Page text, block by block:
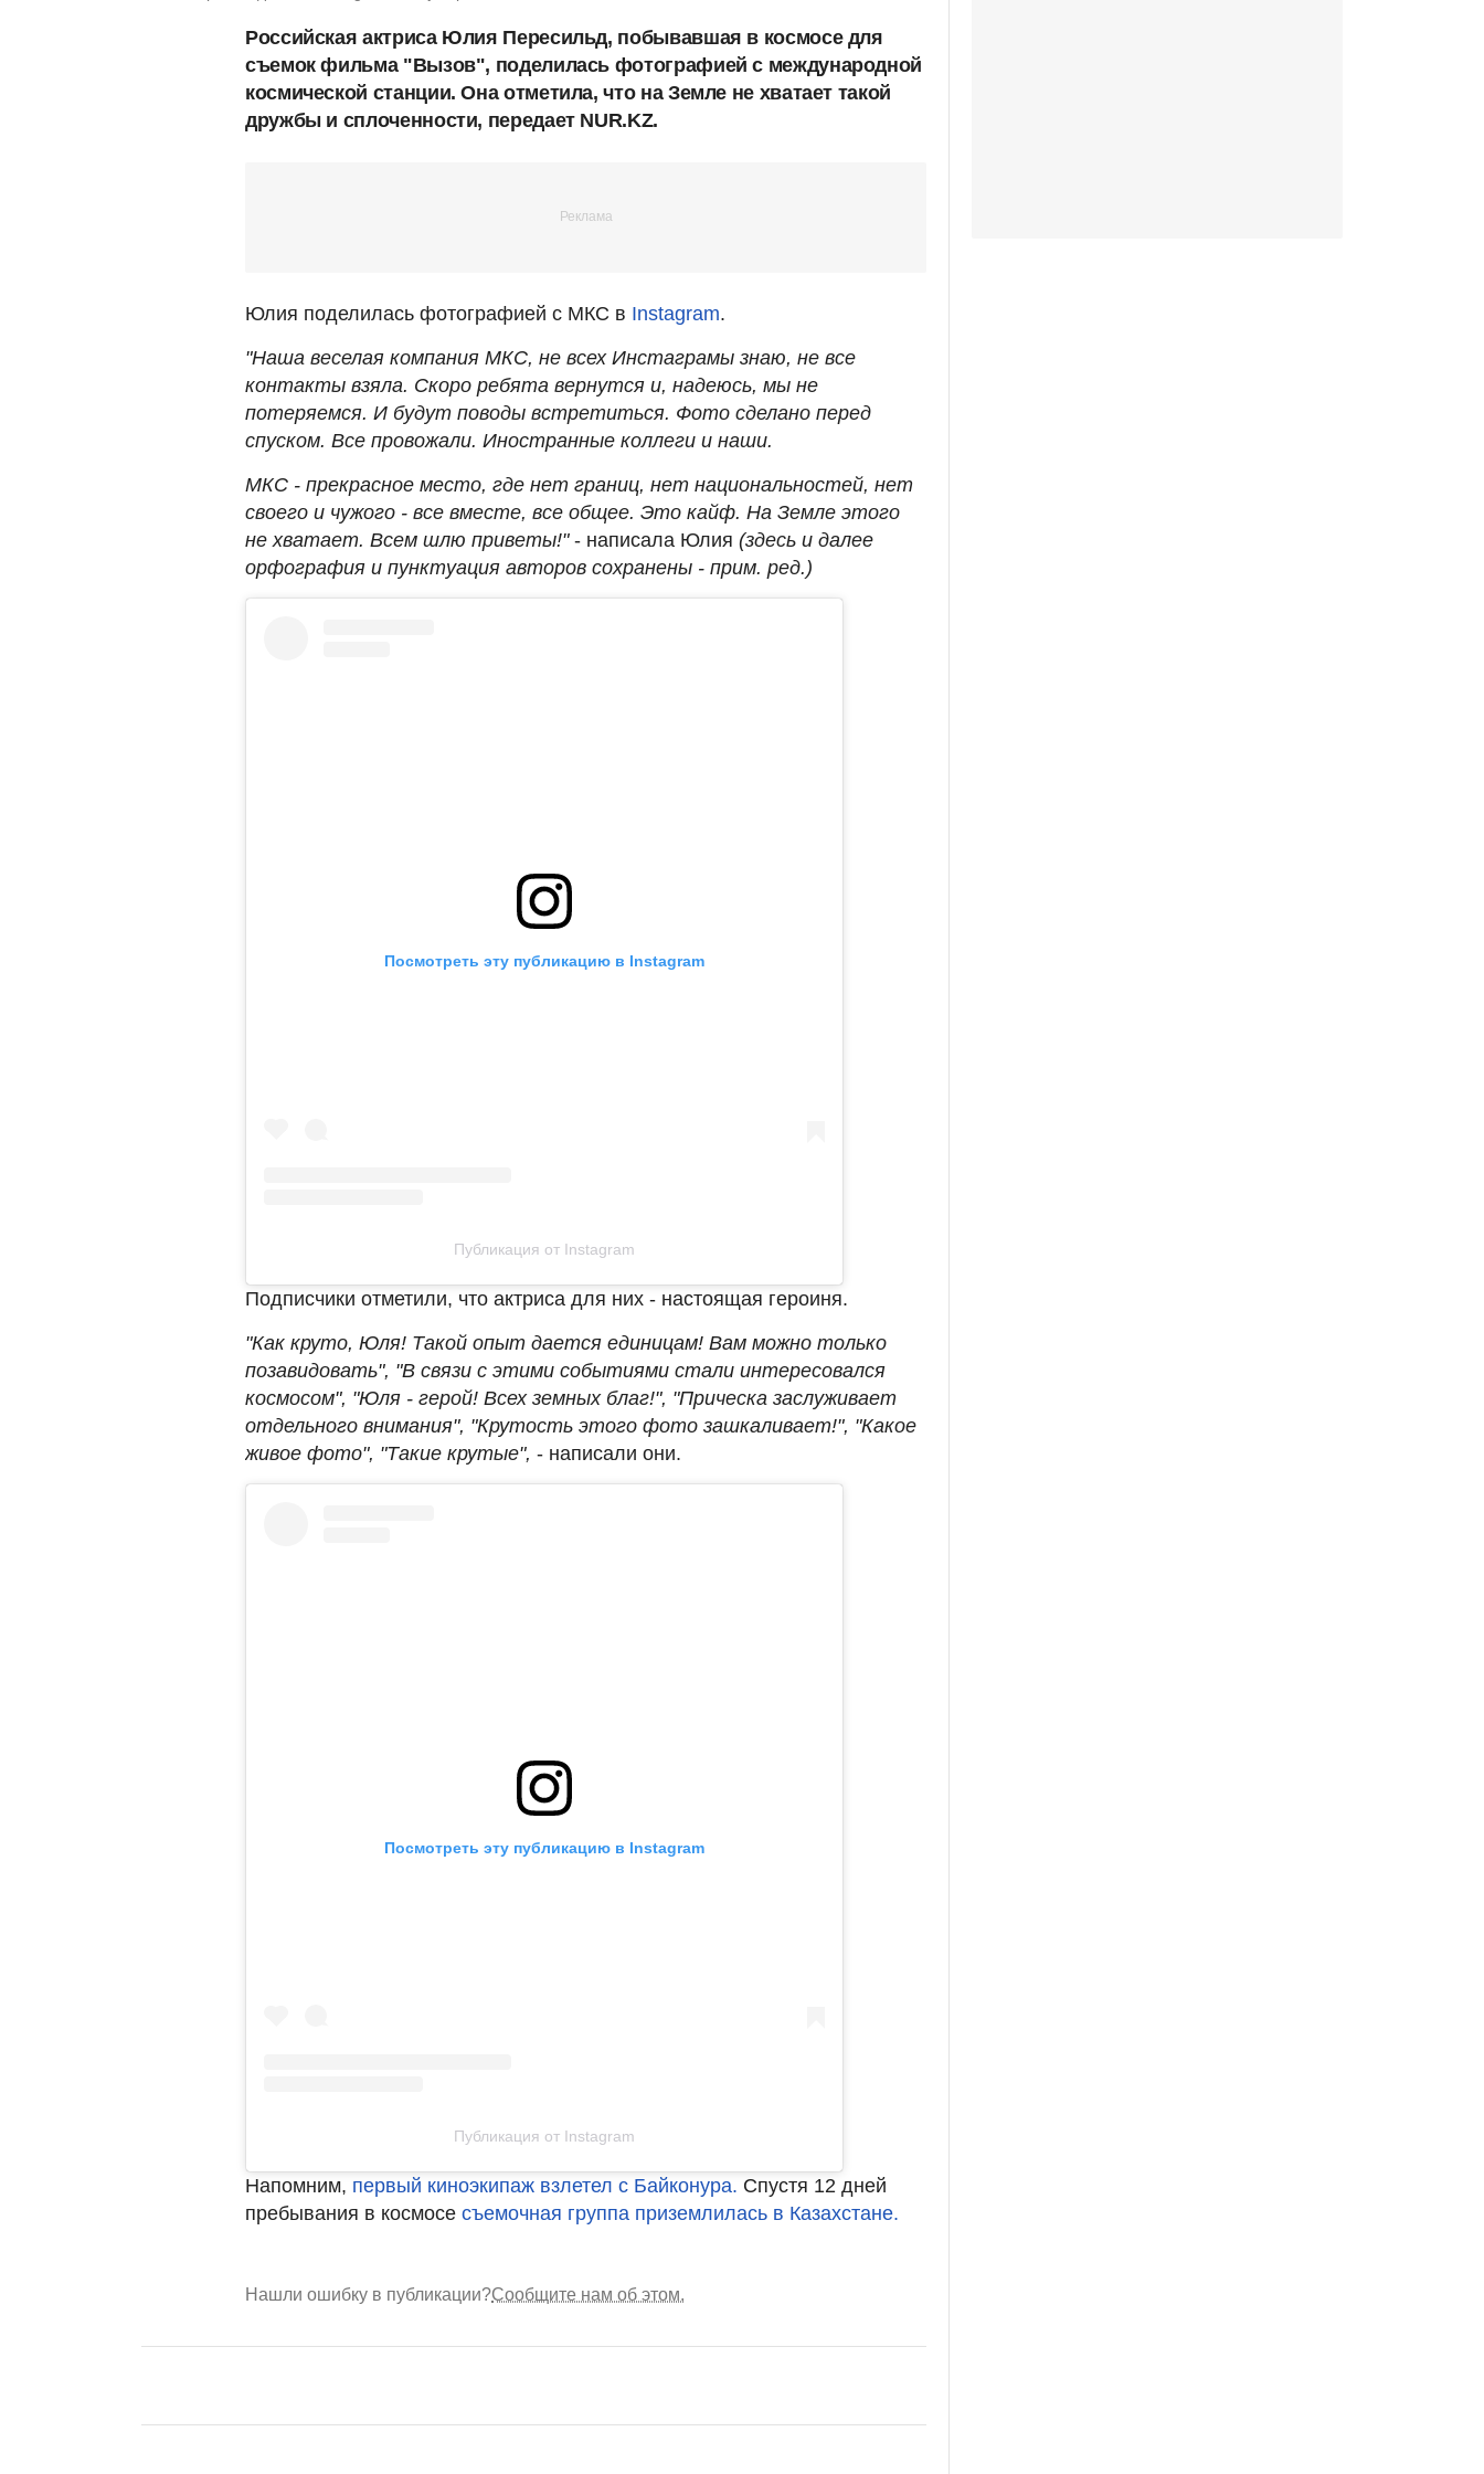
Российская актриса Юлия Пересильд, побывавшая в космосе для
съемок фильма "Вызов", поделилась фотографией с международной
космической станции. Она отметила, что на Земле не хватает такой
дружбы и сплоченности, передает NUR.KZ.
Юлия поделилась фотографией с МКС в Instagram.
"Наша веселая компания МКС, не всех Инстаграмы знаю, не все
контакты взяла. Скоро ребята вернутся и, надеюсь, мы не
потеряемся. И будут поводы встретиться. Фото сделано перед
спуском. Все провожали. Иностранные коллеги и наши.
МКС - прекрасное место, где нет границ, нет национальностей, нет
своего и чужого - все вместе, все общее. Это кайф. На Земле этого
не хватает. Всем шлю приветы!"- написала Юлия (здесь и далее
орфография и пунктуация авторов сохранены - прим. ред.)
Посмотреть эту публикацию в Instagram
Публикация от Instagram
Подписчики отметили, что актриса для них - настоящая героиня.
"Как круто, Юля! Такой опыт дается единицам! Вам можно только
позавидовать", "В связи с этими событиями стали интересовался
космосом", "Юля - герой! Всех земных благ!", "Прическа заслуживает
отдельного внимания", "Крутость этого фото зашкаливает!", "Какое
живое фото", "Такие крутые", - написали они.
Посмотреть эту публикацию в Instagram
Публикация от Instagram
Напомним, первый киноэкипаж взлетел с Байконура. Спустя 12 дней
пребывания в космосе съемочная группа приземлилась в Казахстане.
Нашли ошибку в публикации?Сообщите нам об этом.